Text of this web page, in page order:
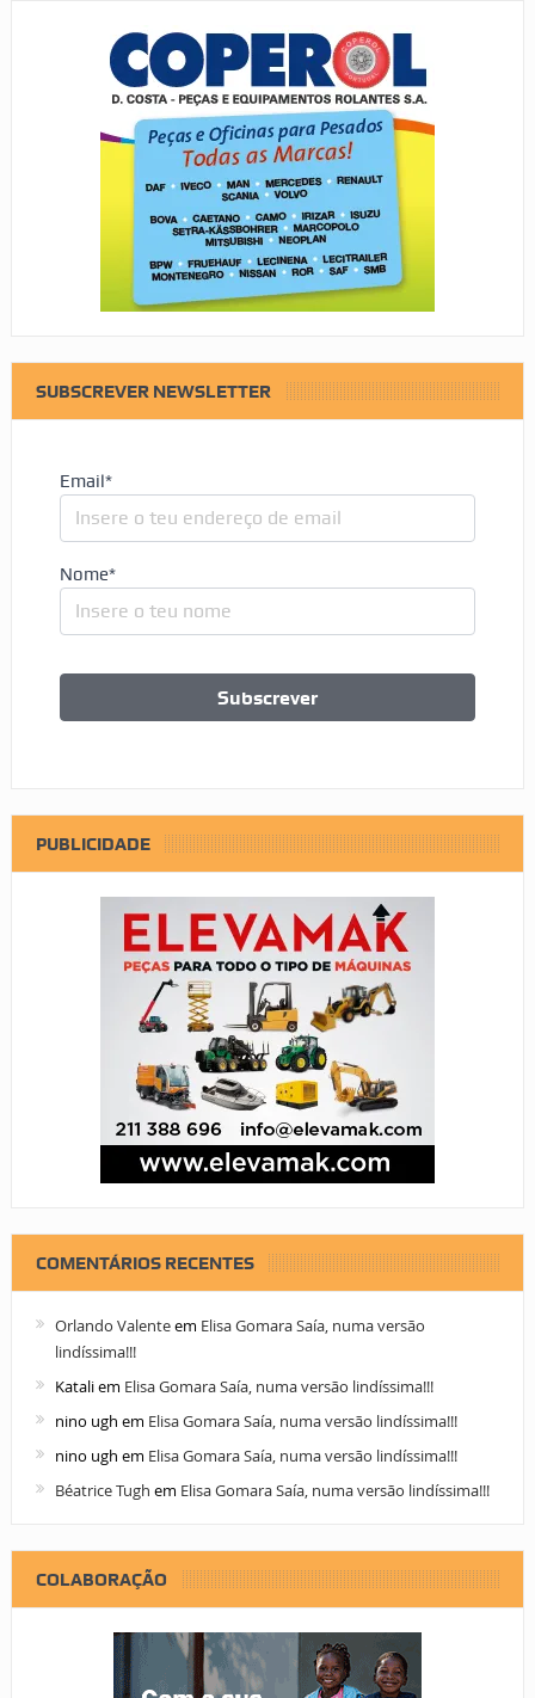
SUBSCREVER NEWSLETTER
Email*
Nome*
PUBLICIDADE
COMENTÁRIOS RECENTES
Orlando Valenteem Elisa Gomara Saía, numa versão
lindíssima!!!
Kataliem Elisa Gomara Saía, numa versão lindíssima!!!
nino ugh em Elisa Gomara Saía, numa versão lindíssima!!!
nino ugh em Elisa Gomara Saía, numa versão lindíssima!!!
Béatrice Tugh em Elisa Gomara Saía, numa versão lindíssima!!!
COLABORAÇÃO